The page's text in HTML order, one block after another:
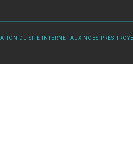
DU SITE INTERNET AUX NOËS-PRÈS-